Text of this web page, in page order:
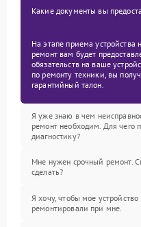
Какие документы вы
На этапе приема
ремонт вам будет
обязательств на ваше
по ремонту техники, вы
гарантийный талон.
Я уже знаю в чем
ремонт необходим. Для чего
диагностику?
Мне нужен срочный ремонт.
сделать?
Я хочу, чтобы мое устройство
ремонтировали при мне.